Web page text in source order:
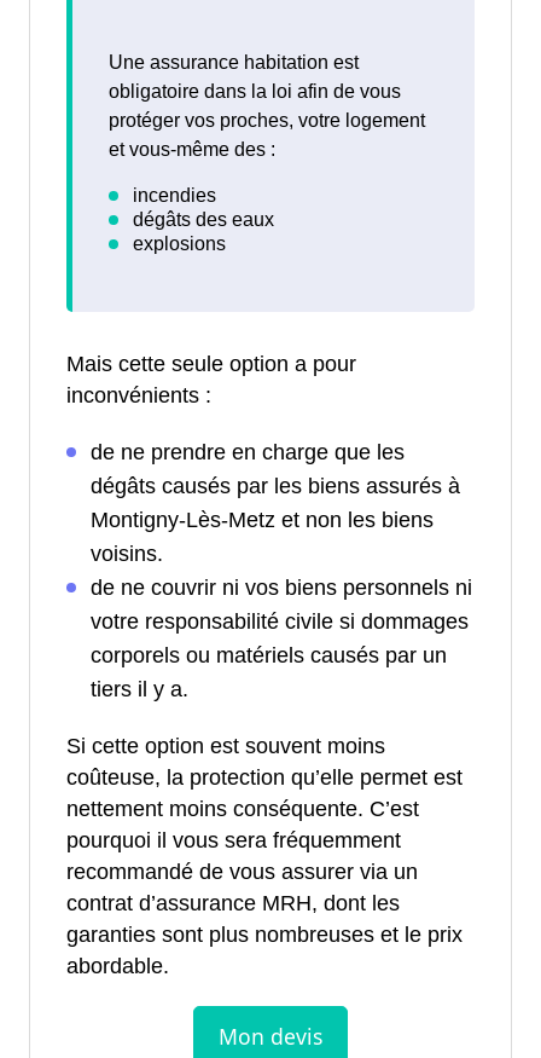
Une assurance habitation est
obligatoire dans la loi afin de vous
protéger vos proches, votre logement
et vous-même des :
Mais cette seule option a pour
inconvénients :
de ne prendre en charge que les
dégâts causés par les biens assurés à
Montigny-Lès-Metz et non les biens
voisins.
de ne couvrir ni vos biens personnels ni
votre responsabilité civile si dommages
corporels ou matériels causés par un
tiers il y a.
Si cette option est souvent moins
coûteuse, la protection qu’elle permet est
nettement moins conséquente. C’est
pourquoi il vous sera fréquemment
recommandé de vous assurer via un
contrat d’assurance MRH, dont les
garanties sont plus nombreuses et le prix
abordable.